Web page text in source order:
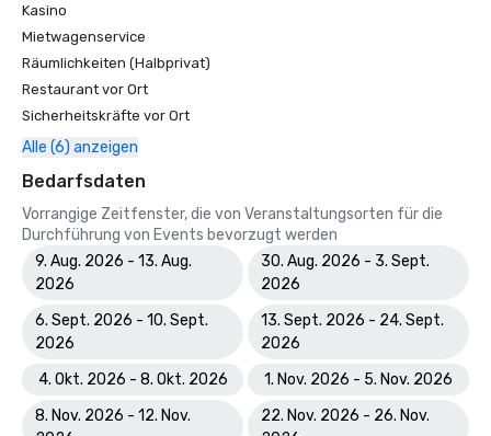
Kasino
Mietwagenservice
Räumlichkeiten (Halbprivat)
Restaurant vor Ort
Sicherheitskräfte vor Ort
Alle (6) anzeigen
Bedarfsdaten
Vorrangige Zeitfenster, die von Veranstaltungsorten für die
Durchführung von Events bevorzugt werden
9. Aug. 2026 - 13. Aug.
2026
30. Aug. 2026 - 3. Sept.
2026
6. Sept. 2026 - 10. Sept.
2026
13. Sept. 2026 - 24. Sept.
2026
4. Okt. 2026 - 8. Okt. 2026
1. Nov. 2026 - 5. Nov. 2026
8. Nov. 2026 - 12. Nov.
22. Nov. 2026 - 26. Nov.